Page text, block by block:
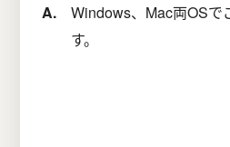
Windows、Mac両OSで
す。